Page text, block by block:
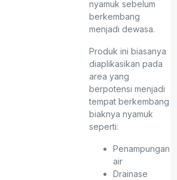
nyamuk sebelum
berkembang
menjadi dewasa.
Produk ini biasanya
diaplikasikan pada
area yang
berpotensi menjadi
tempat berkembang
biaknya nyamuk
seperti:
Penampungan
air
Drainase